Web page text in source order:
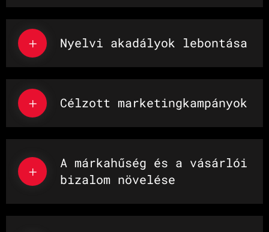
Nyelvi akadályok lebontása
Célzott marketingkampányok
A márkahűség és a vásárlói
bizalom növelése